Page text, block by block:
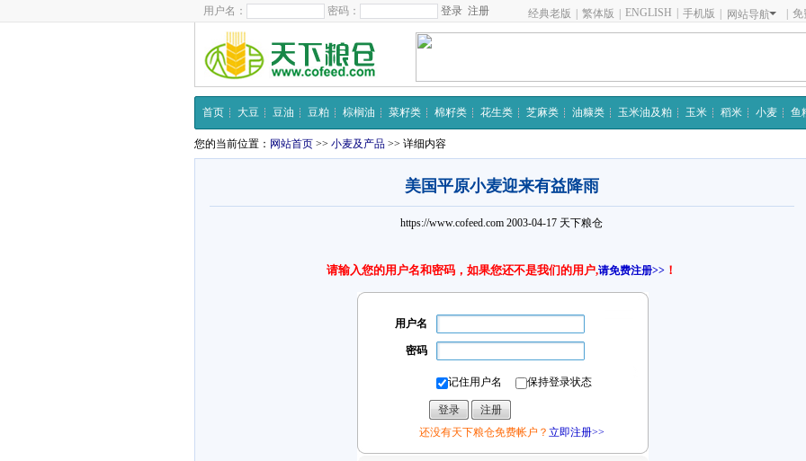
用户名： 密码： 注册 经典老版 繁体版 ENGLISH 手机版 网站导航 免
首页 大豆 豆油 豆粕 棕榈油 菜籽类 棉籽类 花生类 芝麻类 油糠类 玉米油及粕 玉米 稻米 小麦 鱼
您的当前位置： 网站首页 >> 小麦及产品 >> 详细内容
美国平原小麦迎来有益降雨
https://www.cofeed.com 2003-04-17 天下粮仓
请输入您的用户名和密码，如果您还不是我们的用户,请免费注册>> ！
用户名
密码
记住用户名 保持登录状态
还没有天下粮仓免费帐户？ 立即注册>>